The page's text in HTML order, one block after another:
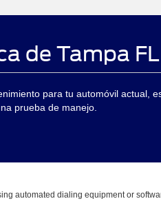
de Tampa FL
para tu automóvil actual,
prueba de manejo.
automated dialing equipment or